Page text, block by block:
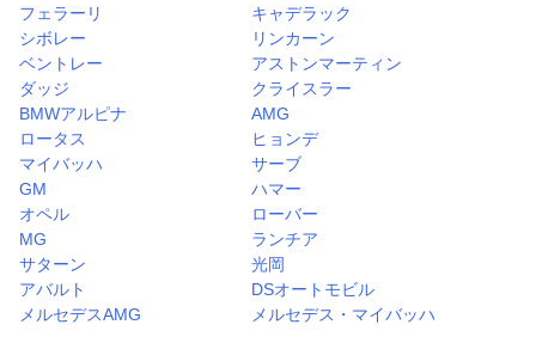
フェラーリ
キャデラック
シボレー
リンカーン
ベントレー
アストンマーティン
ダッジ
クライスラー
BMWアルピナ
AMG
ロータス
ヒョンデ
マイバッハ
サーブ
GM
ハマー
オペル
ローバー
MG
ランチア
サターン
光岡
アバルト
DSオートモビル
メルセデスAMG
メルセデス・マイバッハ